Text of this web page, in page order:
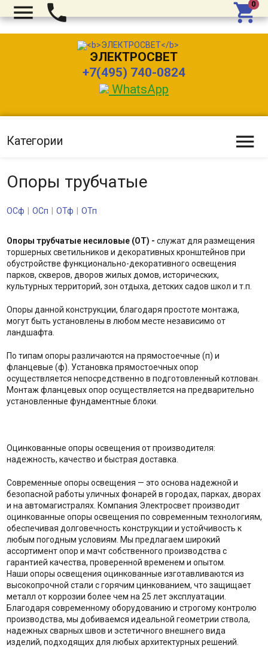
  
ЭЛЕКТРОСВЕТ
+7(495) 740-0824
WhatsApp
Категории 
Опоры трубчатые
ОСф ОСп ОТф ОТп
Опоры трубчатые несиловые (ОТ) - служат для размещения
торшерных светильников и декоративных кронштейнов при
обустройстве функционально-декоративного освещения
парков, скверов, дворов жилых домов, исторических,
культурных территорий, зон отдыха, детских садов школ и т.п.
Опоры данной конструкции, благодаря простоте монтажа,
могут быть установлены в любом месте независимо от
ландшафта.
По типам опоры различаются на прямостоечные (п) и
фланцевые (ф). Установка прямостоечных опор
осуществляется непосредственно в подготовленный котлован.
Монтаж фланцевых опор осуществляется на предварительно
установленные фундаментные блоки.
Оцинкованные опоры освещения от производителя:
надежность, качество и быстрая доставка.
Современные опоры освещения — это основа надежной и
безопасной работы уличных фонарей в городах, парках, дворах
и на автомагистралях. Компания Электросвет производит
оцинкованные опоры освещения по современным технологиям,
обеспечивая долговечность конструкции и устойчивость к
любым погодным условиям. Мы предлагаем широкий
ассортимент опор и мачт собственного производства с
гарантией качества, проверенной временем и опытом.
Наши опоры освещения оцинкованные изготавливаются из
высокопрочной стали с горячим цинкованием, что защищает
металл от коррозии более чем на 25 лет эксплуатации.
Благодаря современному оборудованию и строгому контролю
производства, мы добиваемся идеальной геометрии ствола,
надежных сварных швов и эстетичного внешнего вида
изделий, подходящих для любых архитектурных решений.